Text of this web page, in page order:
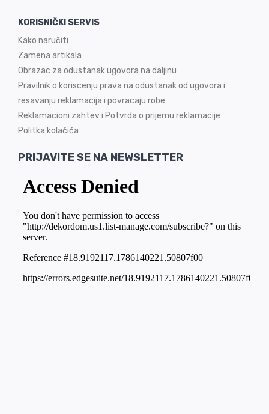
KORISNIČKI SERVIS
Kako naručiti
Zamena artikala
Obrazac za odustanak ugovora na daljinu
Pravilnik o koriscenju prava na odustanak od ugovora i
resavanju reklamacija i povracaju robe
Reklamacioni zahtev i Potvrda o prijemu reklamacije
Politka kolačića
PRIJAVITE SE NA NEWSLETTER